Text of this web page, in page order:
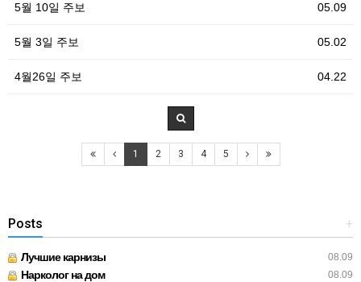
05.09
5월 10일 주보
05.02
5월 3일 주보
04.22
4월26일 주보
1 2 3 4 5
+
Posts
08.09
Лучшие карнизы
08.09
Нарколог на дом